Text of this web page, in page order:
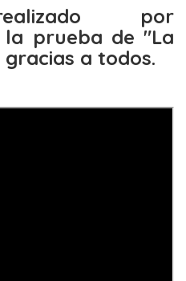
por
prueba de "La
a todos.